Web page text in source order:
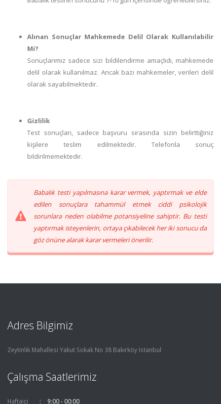
Alınan Sonuçlar Mahkemede Delil Olarak Kullanılabilir
Mi?
Sonuçlarımız sadece sizi bildilendirme amaçlıdı, mahkemede
delil olarak kullanılmaz. Ancak bazı mahkemeler, verileri delil
olarak sayabilmektedir.
Gizlilik
Test sonuçları, sadece başvuru sırasında sizin belirttiğiniz
kişilere teslim edilmektedir. Telefonla sonuç
bildirilmemektedir.
Babalık testi yapılmasına karar vermek, yaptırmak ve elde
edilen sonuçlara tahammül etmek ciddi psikolojik
sorunlara neden olabilme potansiyeline sahiptir. Bu testi
yaptırmak isteyenlerin, ortaya çıkabilecek her iki sonucu da
göz önüne alarak karar vermeleri önerilir.
Adres Bilgimiz
Zeytinlik Mahallesi Yakut Sokak No 38 Bakırköy İstanbul
Çalışma Saatlerimiz
Haftaiçi 9:00 - 00:00